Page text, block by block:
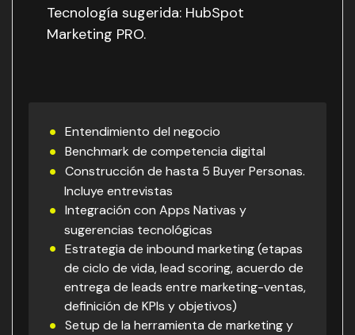
Tecnología sugerida: HubSpot
Marketing PRO.
Entendimiento del negocio
Benchmark de competencia digital
Construcción de hasta 5 Buyer Personas.
Incluye entrevistas
Integración con Apps Nativas y
sugerencias tecnológicas
Estrategia de inbound marketing (etapas
de ciclo de vida, lead scoring, acuerdo de
entrega de leads entre marketing-ventas,
definición de KPIs y objetivos)
Setup de la herramienta de marketing y